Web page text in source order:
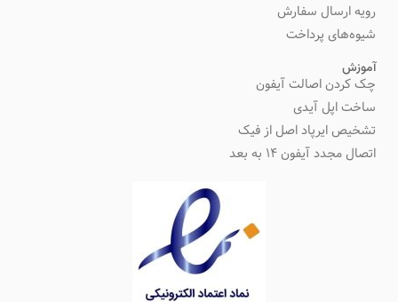
رویه ارسال سفارش
شیوه‌های پرداخت
آموزش
چک کردن اصالت آیفون
ساخت اپل آیدی
تشخیص ایرپاد اصل از فیک
اتصال مجدد آیفون 14 به بعد